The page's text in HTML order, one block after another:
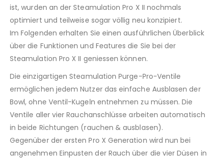
ist, wurden an der Steamulation Pro X II nochmals
optimiert und teilweise sogar völlig neu konzipiert.
Im Folgenden erhalten Sie einen ausführlichen Überblick
über die Funktionen und Features die Sie bei der
Steamulation Pro X II geniessen können.
Die einzigartigen Steamulation Purge-Pro-Ventile
ermöglichen jedem Nutzer das einfache Ausblasen der
Bowl, ohne Ventil-Kugeln entnehmen zu müssen. Die
Ventile aller vier Rauchanschlüsse arbeiten automatisch
in beide Richtungen (rauchen & ausblasen).
Gegenüber der ersten Pro X Generation wird nun bei
angenehmen Einpusten der Rauch über die vier Düsen in